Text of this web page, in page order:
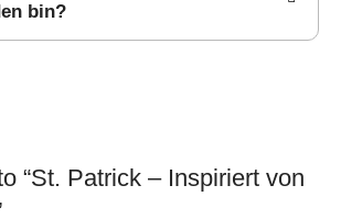
bin?
“St. Patrick – Inspiriert von